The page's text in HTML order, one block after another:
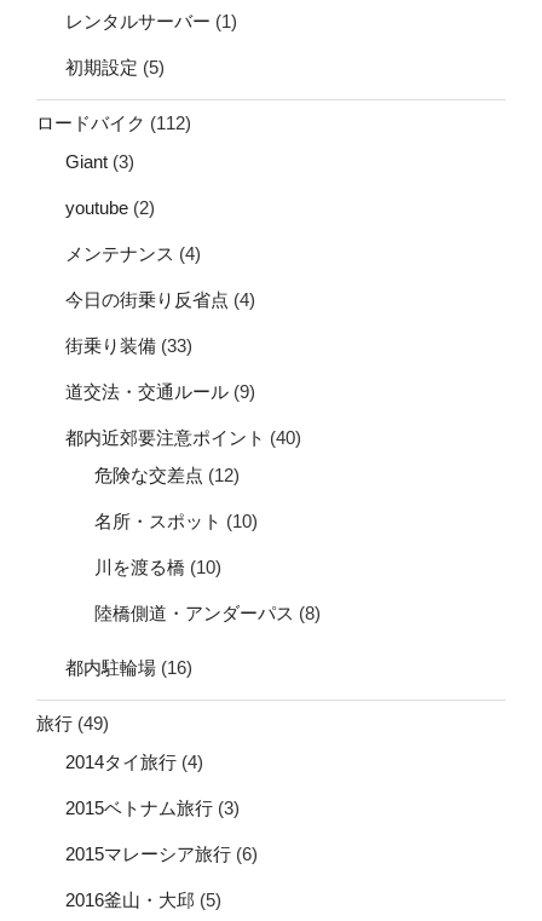
レンタルサーバー (1)
初期設定 (5)
ロードバイク (112)
Giant (3)
youtube (2)
メンテナンス (4)
今日の街乗り反省点 (4)
街乗り装備 (33)
道交法・交通ルール (9)
都内近郊要注意ポイント (40)
危険な交差点 (12)
名所・スポット (10)
川を渡る橋 (10)
陸橋側道・アンダーパス (8)
都内駐輪場 (16)
旅行 (49)
2014タイ旅行 (4)
2015ベトナム旅行 (3)
2015マレーシア旅行 (6)
2016釜山・大邱 (5)